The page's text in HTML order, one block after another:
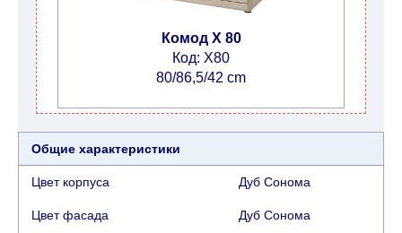
Общие характеристики
Цвет корпуса Дуб Сонома
Цвет фасада Дуб Сонома
Комод X 80
Код: X80
80/86,5/42 cm